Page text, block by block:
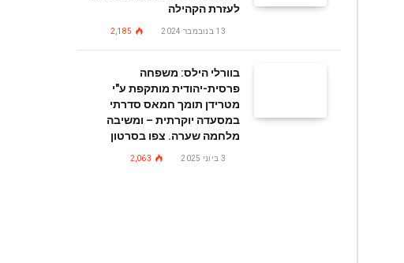
לעזרת הקהילה
13 בנובמבר 2024 2,185
בוורלי הילס: משפחה
פרסית-יהודית מותקפת ע"י
מטרידן תומך חמאס סדרתי
במסעדה יוקרתית – ומשיבה
מלחמה שערה. צפו בסרטון
3 ביוני 2025 2,063